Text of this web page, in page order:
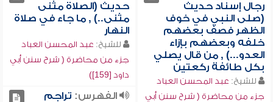
رجال إسناد حديث
(صلى النبي في خوف
الظهر فصف بعضهم
خلفه وبعضهم بإزاء
العدو...) , من قال يصلي
بكل طائفة ركعتين
للشيخ: عبد المحسن العباد
جزء من محاضرة ( شرح سنن أبي
حديث (الصلاة مثنى
مثنى..) , ما جاء في صلاة
النهار
للشيخ: عبد المحسن العباد
جزء من محاضرة ( شرح سنن أبي
داود [159])
الفهرس: تراجم